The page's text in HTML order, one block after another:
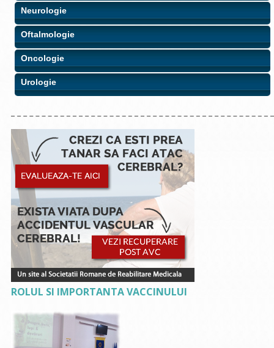
Neurologie
Oftalmologie
Oncologie
Urologie
ROLUL SI IMPORTANTA VACCINULUI